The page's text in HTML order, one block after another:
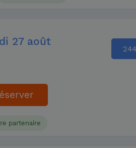
27 août
partenaire